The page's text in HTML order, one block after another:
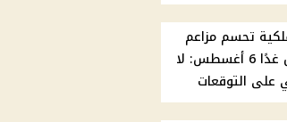
تحسم مزاعم
وقوع زلزال غدًا 6 أغسطس: لا
على التوقعات